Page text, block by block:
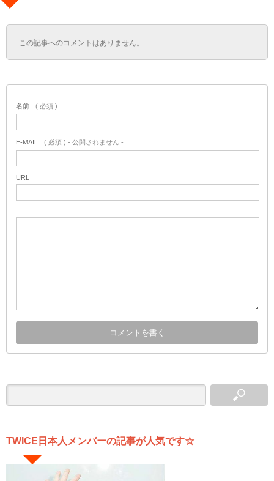
この記事へのコメントはありません。
名前 ( 必須 )
E-MAIL ( 必須 ) - 公開されません -
URL
TWICE日本人メンバーの記事が人気です☆